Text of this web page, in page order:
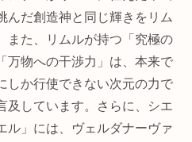
んだ創造神と同じ輝きをリム
また、リムルが持つ「究極の
万物への干渉力」は、本来で
しか行使できない次元の力で
及しています。さらに、シエ
ル」には、ヴェルダナーヴァ